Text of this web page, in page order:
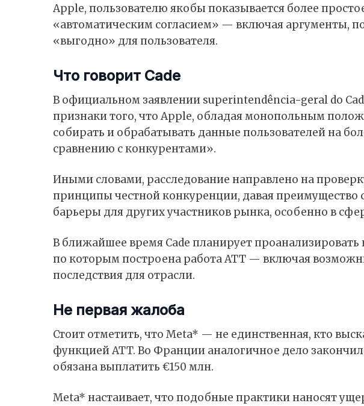
Apple, пользователю якобы показывается более
«автоматическим согласием» — включая аргументы,
«выгодно» для пользователя.
Что говорит Cade
В официальном заявлении superintendência-geral do
признаки того, что Apple, обладая монопольным
собирать и обрабатывать данные пользователей на
сравнению с конкурентами».
Иными словами, расследование направлено на
принципы честной конкуренции, давая преимущество
барьеры для других участников рынка, особенно в
В ближайшее время Cade планирует проанализировать
по которым построена работа ATT — включая
последствия для отрасли.
Не первая жалоба
Стоит отметить, что Meta* — не единственная, кто
функцией ATT. Во Франции аналогичное дело
обязана выплатить €150 млн.
Meta* настаивает, что подобные практики наносят